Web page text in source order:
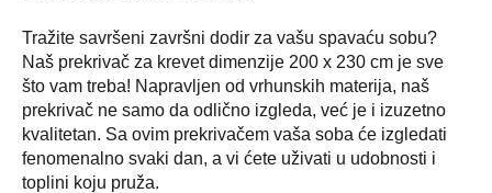
Tražite savršeni završni dodir za vašu spavaću sobu?
Naš prekrivač za krevet dimenzije 200 x 230 cm je sve
što vam treba! Napravljen od vrhunskih materija, naš
prekrivač ne samo da odlično izgleda, već je i izuzetno
kvalitetan. Sa ovim prekrivačem vaša soba će izgledati
fenomenalno svaki dan, a vi ćete uživati u udobnosti i
toplini koju pruža.